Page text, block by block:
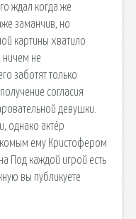
ждал когда же
заманчив, но
картины хватило
не
заботят только
согласия
девушки.
однако актёр
ему Кристофером
Под каждой игрой есть
вы публикуете